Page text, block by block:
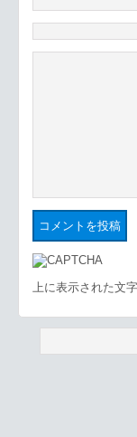
上に表示された文